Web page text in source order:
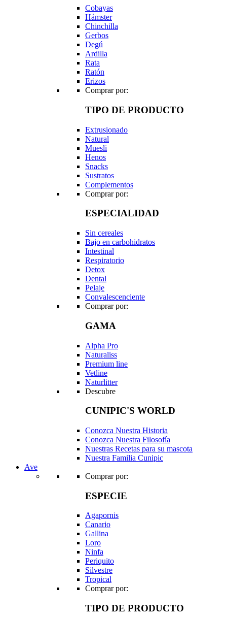
Cobayas
Hámster
Chinchilla
Gerbos
Degú
Ardilla
Rata
Ratón
Erizos
Comprar por:
TIPO DE PRODUCTO
Extrusionado
Natural
Muesli
Henos
Snacks
Sustratos
Complementos
Comprar por:
ESPECIALIDAD
Sin cereales
Bajo en carbohidratos
Intestinal
Respiratorio
Detox
Dental
Pelaje
Convalescenciente
Comprar por:
GAMA
Alpha Pro
Naturaliss
Premium line
Vetline
Naturlitter
Descubre
CUNIPIC'S WORLD
Conozca Nuestra Historia
Conozca Nuestra Filosofía
Nuestras Recetas para su mascota
Nuestra Familia Cunipic
Ave
Comprar por:
ESPECIE
Agapornis
Canario
Gallina
Loro
Ninfa
Periquito
Silvestre
Tropical
Comprar por:
TIPO DE PRODUCTO